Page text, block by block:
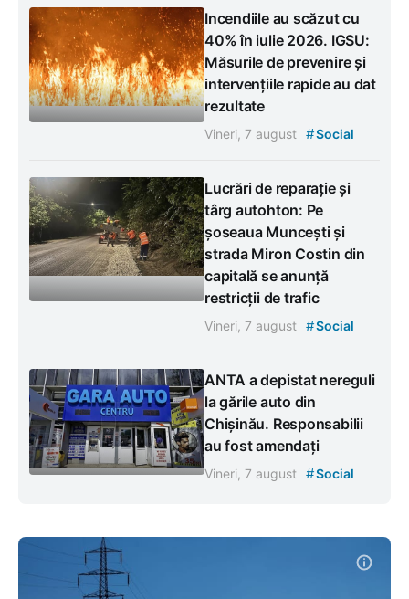
Incendiile au scăzut cu
40% în iulie 2026. IGSU:
Măsurile de prevenire și
intervențiile rapide au dat
rezultate
Vineri, 7 august #Social
Lucrări de reparație și
târg autohton: Pe
șoseaua Muncești și
strada Miron Costin din
capitală se anunță
restricții de trafic
Vineri, 7 august #Social
ANTA a depistat nereguli
la gările auto din
Chișinău. Responsabilii
au fost amendați
Vineri, 7 august #Social